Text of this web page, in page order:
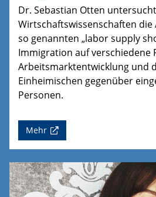
Dr. Sebastian Otten
Wirtschaftswissenschaften die
so genannten „labor supply
Immigration auf verschiedene
Arbeitsmarktentwicklung und
Einheimischen gegenüber
Personen.
Mehr